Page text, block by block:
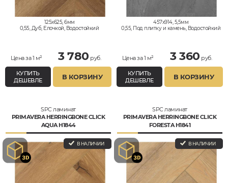
125x625, 6мм
0,55, Дуб, Елочкой, Водостойкий
Цена за 1 м² 3 780 руб.
КУПИТЬ
ДЕШЕВЛЕ
В КОРЗИНУ
457x914, 5,5мм
0,55, Под плитку и камень, Водостойкий
Цена за 1 м² 3 360 руб.
КУПИТЬ
ДЕШЕВЛЕ
В КОРЗИНУ
SPC ламинат
PRIMAVERA HERRINGBONE CLICK
AQUA H1844
В НАЛИЧИИ
SPC ламинат
PRIMAVERA HERRINGBONE CLICK
FORESTA H1841
В НАЛИЧИИ